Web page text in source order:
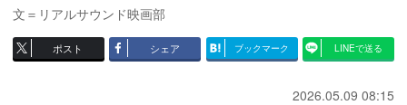
文＝リアルサウンド映画部
ポスト シェア ブックマーク LINEで送る
2026.05.09 08:15